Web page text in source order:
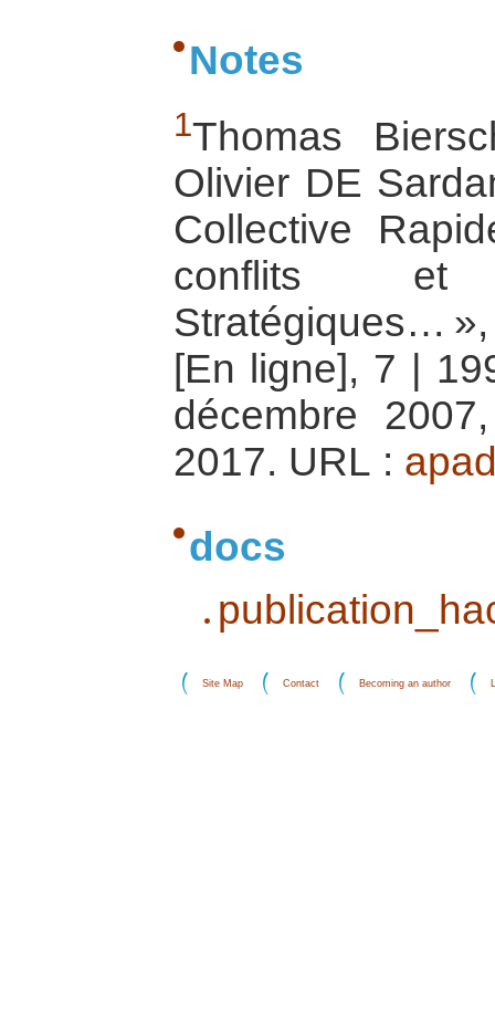
Notes
1Thomas
Olivier DE
Collective
conflits et
Stratégiques…
[En ligne], 7 |
décembre
2017. URL :
docs
Site Map Contact Becoming an author